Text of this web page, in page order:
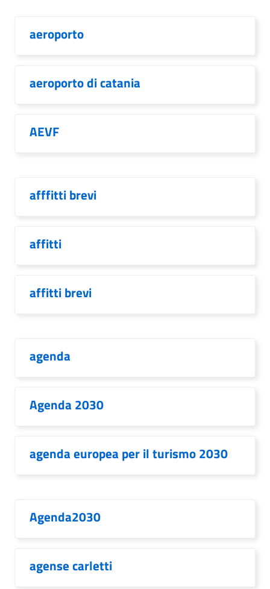
aeroporto
aeroporto di catania
AEVF
afffitti brevi
affitti
affitti brevi
agenda
Agenda 2030
agenda europea per il turismo 2030
Agenda2030
agense carletti